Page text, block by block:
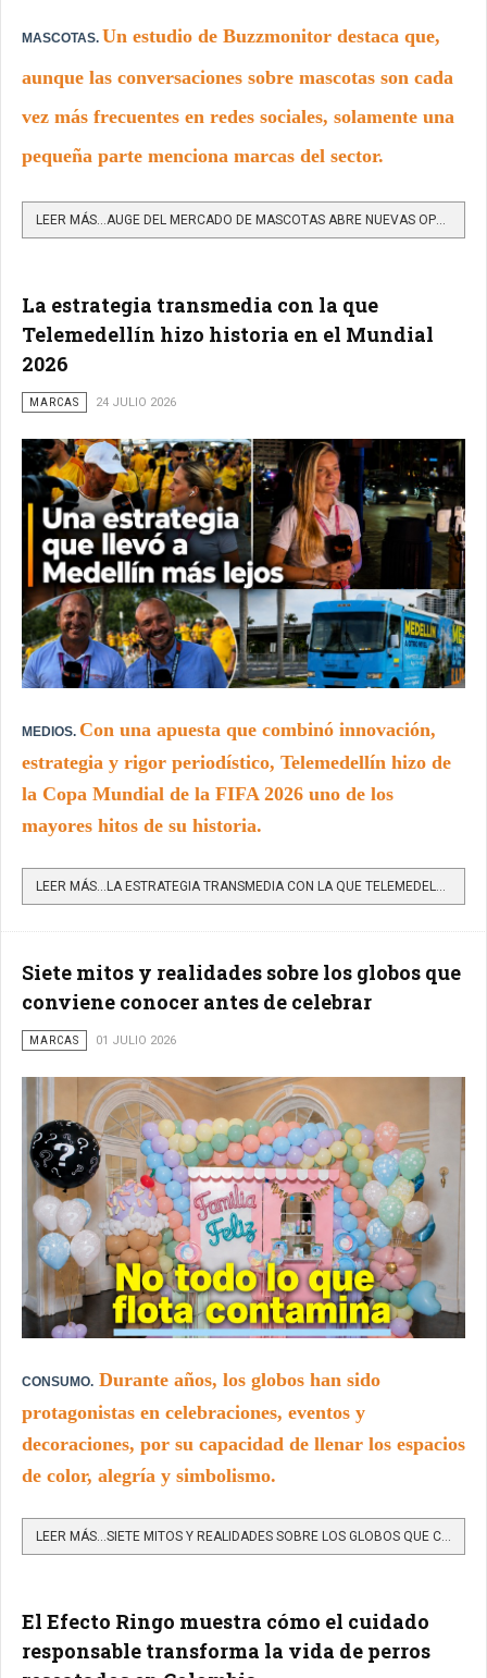
MASCOTAS. Un estudio de Buzzmonitor destaca que,
aunque las conversaciones sobre mascotas son cada
vez más frecuentes en redes sociales, solamente una
pequeña parte menciona marcas del sector.
La estrategia transmedia con la que
Telemedellín hizo historia en el Mundial
2026
MARCAS 24 JULIO 2026
MEDIOS. Con una apuesta que combinó innovación,
estrategia y rigor periodístico, Telemedellín hizo de
la Copa Mundial de la FIFA 2026 uno de los
mayores hitos de su historia.
LEER MÁS…LA ESTRATEGIA TRANSMEDIA CON LA QUE TELEMEDELLÍN HIZO HISTORIA EN EL MUNDIAL 2026
Siete mitos y realidades sobre los globos que
conviene conocer antes de celebrar
MARCAS 01 JULIO 2026
CONSUMO. Durante años, los globos han sido
protagonistas en celebraciones, eventos y
decoraciones, por su capacidad de llenar los espacios
de color, alegría y simbolismo.
LEER MÁS…SIETE MITOS Y REALIDADES SOBRE LOS GLOBOS QUE CONVIENE CONOCER ANTES DE CELEBRAR
El Efecto Ringo muestra cómo el cuidado
responsable transforma la vida de perros